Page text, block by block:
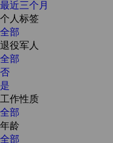
最近三个月
个人标签
全部
退役军人
全部
否
是
工作性质
全部
年龄
全部